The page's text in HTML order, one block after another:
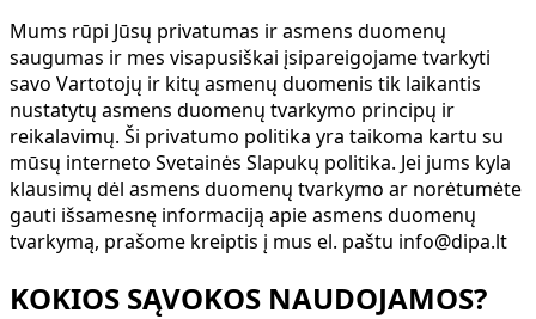
Mums rūpi Jūsų privatumas ir asmens duomenų
saugumas ir mes visapusiškai įsipareigojame tvarkyti
savo Vartotojų ir kitų asmenų duomenis tik laikantis
nustatytų asmens duomenų tvarkymo principų ir
reikalavimų. Ši privatumo politika yra taikoma kartu su
mūsų interneto Svetainės Slapukų politika. Jei jums kyla
klausimų dėl asmens duomenų tvarkymo ar norėtumėte
gauti išsamesnę informaciją apie asmens duomenų
tvarkymą, prašome kreiptis į mus el. paštu info@dipa.lt
KOKIOS SĄVOKOS NAUDOJAMOS?